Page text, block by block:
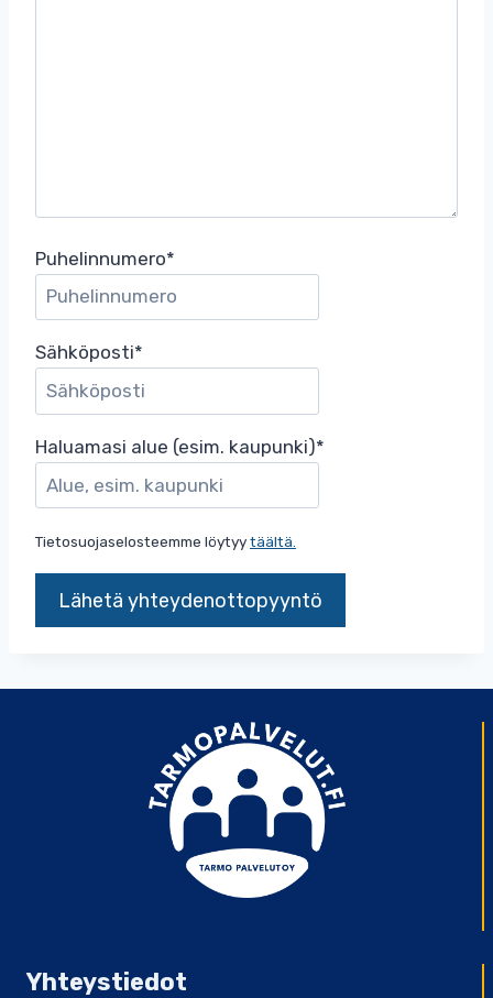
Puhelinnumero*
Sähköposti*
Haluamasi alue (esim. kaupunki)*
Tietosuojaselosteemme löytyytäältä.
Yhteystiedot